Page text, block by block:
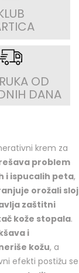
OD
DANA
krem za
problem
i ispucalih peta,
orožali sloj
zaštitni
kože stopala.
i
kožu, a
efekti postižu se